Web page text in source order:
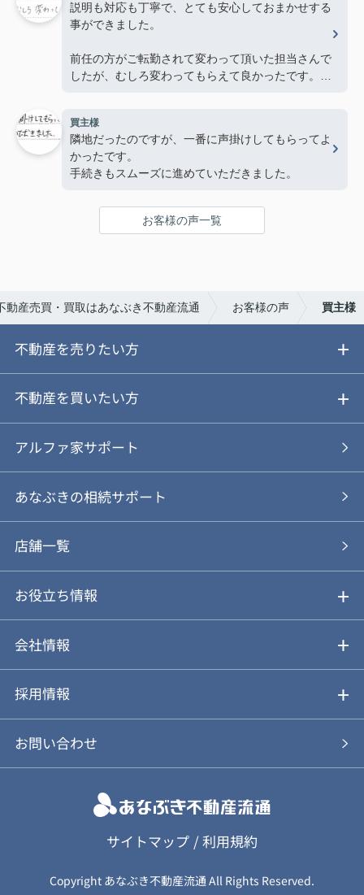
説明も対応も丁寧で、とても安心しておまかせする
事ができました。
前任の方がご転勤されて変わって頂いた担当さんで
したが、むしろ変わってもらえて良かったです。あ
買主様
隣地だったのですが、一番に声掛けしてもらってよ
かったです。
手続きもスムーズに進めていただきました。
お客様の声一覧
動産売買・買取はあなぶき不動産流通 お客様の声 買主様
不動産を売りたい方
ご売却ガイド
ご売却の流れ
あなぶきの仲介
あなぶきの買取
仲介と買取のメリット・デメリット
動画やパンフレットで見る
不動産を買いたい方
ご購入ガイド
物件を探す
購入の流れ
購入前も後も安心サポート
お気に入り
アルファ家サポート
あなぶきの相続サポート
店舗一覧
お役立ち情報
不動産Q&A
アルファジャーナル
会社情報
会社概要
スタッフ紹介
個人情報保護方針
カスタマーハラスメント基本方針
保険募集（勧誘）方針
採用情報
新卒採用について
キャリア採用について
応募に関する個人情報取扱について
お問い合わせ
サイトマップ /利用規約
Copyright あなぶき不動産流通 All Rights Reserved.